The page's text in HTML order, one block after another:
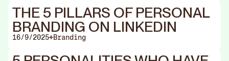
THE 5 PILLARS OF PERSONAL
BRANDING ON LINKEDIN
16/9/2025 Branding